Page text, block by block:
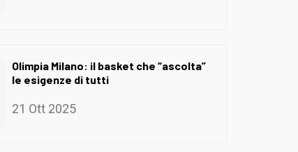
Olimpia Milano: il basket che “ascolta”
le esigenze di tutti
21 Ott 2025